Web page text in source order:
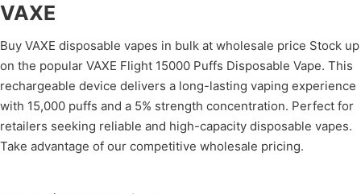
VAXE
Buy VAXE disposable vapes in bulk at wholesale price Stock up
on the popular VAXE Flight 15000 Puffs Disposable Vape. This
rechargeable device delivers a long-lasting vaping experience
with 15,000 puffs and a 5% strength concentration. Perfect for
retailers seeking reliable and high-capacity disposable vapes.
Take advantage of our competitive wholesale pricing.